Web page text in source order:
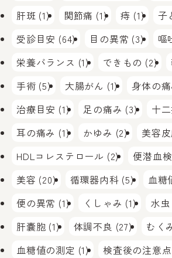
肝斑 (1)
関節痛 (1) 痔 (1)
子
受診目安 (64)
目の異常 (3)
嘔
栄養バランス (1)
できもの (2)
手術 (5)
大腸がん (1)
身体の
治療目安 (1)
足の痛み (3)
十
耳の痛み (1)
かゆみ (2)
美容
HDLコレステロール (2)
便潜血
美容 (20)
循環器内科 (5)
血糖
便の異常 (1)
くしゃみ (1) 水
肝嚢胞 (1)
体調不良 (27)
むく
血糖値の測定 (1)
検査後の注意